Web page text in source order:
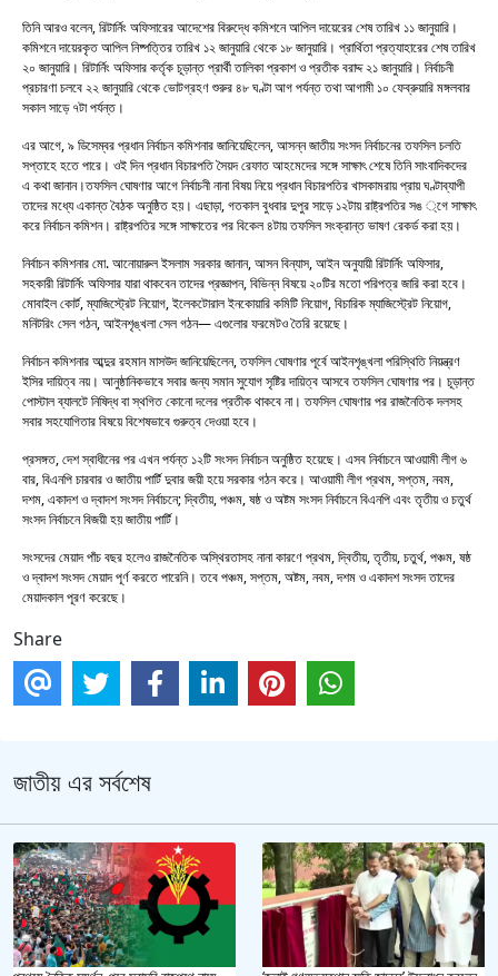
তিনি আরও বলেন, রিটার্নিং অফিসারের আদেশের বিরুদ্ধে কমিশনে আপিল দায়েরের শেষ তারিখ ১১ জানুয়ারি।
কমিশনে দায়েরকৃত আপিল নিষ্পত্তির তারিখ ১২ জানুয়ারি থেকে ১৮ জানুয়ারি। প্রার্থিতা প্রত্যাহারের শেষ তারিখ
২০ জানুয়ারি। রিটার্নিং অফিসার কর্তৃক চূড়ান্ত প্রার্থী তালিকা প্রকাশ ও প্রতীক বরাদ্দ ২১ জানুয়ারি। নির্বাচনী
প্রচারণা চলবে ২২ জানুয়ারি থেকে ভোটগ্রহণ শুরুর ৪৮ ঘণ্টা আগ পর্যন্ত তথা আগামী ১০ ফেব্রুয়ারি মঙ্গলবার
সকাল সাড়ে ৭টা পর্যন্ত।
এর আগে, ৯ ডিসেম্বর প্রধান নির্বাচন কমিশনার জানিয়েছিলেন, আসন্ন জাতীয় সংসদ নির্বাচনের তফসিল চলতি
সপ্তাহে হতে পারে। ওই দিন প্রধান বিচারপতি সৈয়দ রেফাত আহমেদের সঙ্গে সাক্ষাৎ শেষে তিনি সাংবাদিকদের
এ কথা জানান।তফসিল ঘোষণার আগে নির্বাচনী নানা বিষয় নিয়ে প্রধান বিচারপতির খাসকামরায় প্রায় ঘণ্টাব্যাপী
তাদের মধ্যে একান্ত বৈঠক অনুষ্ঠিত হয়। এছাড়া, গতকাল বুধবার দুপুর সাড়ে ১২টায় রাষ্ট্রপতির সঙ ্গে সাক্ষাৎ
করে নির্বাচন কমিশন। রাষ্ট্রপতির সঙ্গে সাক্ষাতের পর বিকেল ৪টায় তফসিল সংক্রান্ত ভাষণ রেকর্ড করা হয়।
নির্বাচন কমিশনার মো. আনোয়ারুল ইসলাম সরকার জানান, আসন বিন্যাস, আইন অনুযায়ী রিটার্নিং অফিসার,
সহকারী রিটার্নিং অফিসার যারা থাকবেন তাদের প্রজ্ঞাপন, বিভিন্ন বিষয়ে ২০টির মতো পরিপত্র জারি করা হবে।
মোবাইল কোর্ট, ম্যাজিস্ট্রেট নিয়োগ, ইলেকটোরাল ইনকোয়ারি কমিটি নিয়োগ, বিচারিক ম্যাজিস্ট্রেট নিয়োগ,
মনিটরিং সেল গঠন, আইনশৃঙ্খলা সেল গঠন— এগুলোর ফরমেটও তৈরি রয়েছে।
নির্বাচন কমিশনার আব্দুর রহমান মাসউদ জানিয়েছিলেন, তফসিল ঘোষণার পূর্বে আইনশৃঙ্খলা পরিস্থিতি নিয়ন্ত্রণ
ইসির দায়িত্ব নয়। আনুষ্ঠানিকভাবে সবার জন্য সমান সুযোগ সৃষ্টির দায়িত্ব আসবে তফসিল ঘোষণার পর। চূড়ান্ত
পোস্টাল ব্যালটে নিষিদ্ধ বা স্থগিত কোনো দলের প্রতীক থাকবে না। তফসিল ঘোষণার পর রাজনৈতিক দলসহ
সবার সহযোগিতার বিষয়ে বিশেষভাবে গুরুত্ব দেওয়া হবে।
প্রসঙ্গত, দেশ স্বাধীনের পর এখন পর্যন্ত ১২টি সংসদ নির্বাচন অনুষ্ঠিত হয়েছে। এসব নির্বাচনে আওয়ামী লীগ ৬
বার, বিএনপি চারবার ও জাতীয় পার্টি দুবার জয়ী হয়ে সরকার গঠন করে। আওয়ামী লীগ প্রথম, সপ্তম, নবম,
দশম, একাদশ ও দ্বাদশ সংসদ নির্বাচনে; দ্বিতীয়, পঞ্চম, ষষ্ঠ ও অষ্টম সংসদ নির্বাচনে বিএনপি এবং তৃতীয় ও চতুর্থ
সংসদ নির্বাচনে বিজয়ী হয় জাতীয় পার্টি।
সংসদের মেয়াদ পাঁচ বছর হলেও রাজনৈতিক অস্থিরতাসহ নানা কারণে প্রথম, দ্বিতীয়, তৃতীয়, চতুর্থ, পঞ্চম, ষষ্ঠ
ও দ্বাদশ সংসদ মেয়াদ পূর্ণ করতে পারেনি। তবে পঞ্চম, সপ্তম, অষ্টম, নবম, দশম ও একাদশ সংসদ তাদের
মেয়াদকাল পূরণ করেছে।
Share
জাতীয় এর সর্বশেষ